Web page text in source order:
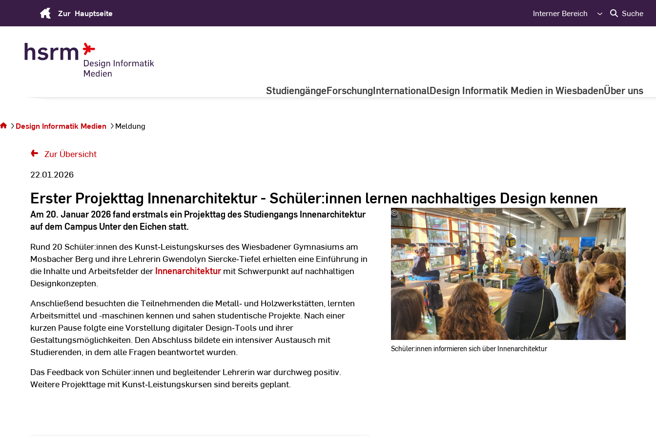
Zur Hauptseite Interner Bereich Suche
StudiengängeForschungInternationalDesign Informatik Medien in WiesbadenÜber uns
sich aufDesign Informatik Medien Meldung
Zur Übersicht
22.01.2026
Erster Projekttag Innenarchitektur - Schüler:innen lernen nachhaltiges Design kennen
©
Team
Schulkooperation
Schüler:innen informieren sich über Innenarchitektur
Am 20. Januar 2026 fand erstmals ein Projekttag des Studiengangs Innenarchitektur
auf dem Campus Unter den Eichen statt.
Rund 20 Schüler:innen des Kunst‑Leistungskurses des Wiesbadener Gymnasiums am
Mosbacher Berg und ihre Lehrerin Gwendolyn Siercke‑Tiefel erhielten eine Einführung in
die Inhalte und Arbeitsfelder der Innenarchitekturmit Schwerpunkt auf nachhaltigen
Designkonzepten.
Anschließend besuchten die Teilnehmenden die Metall‑ und Holzwerkstätten, lernten
Arbeitsmittel und -maschinen kennen und sahen studentische Projekte. Nach einer
kurzen Pause folgte eine Vorstellung digitaler Design‑Tools und ihrer
Gestaltungsmöglichkeiten. Den Abschluss bildete ein intensiver Austausch mit
Studierenden, in dem alle Fragen beantwortet wurden.
Das Feedback von Schüler:innen und begleitender Lehrerin war durchweg positiv.
Weitere Projekttage mit Kunst‑Leistungskursen sind bereits geplant.